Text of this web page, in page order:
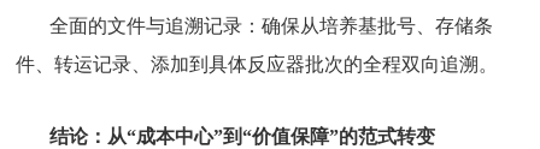
全面的文件与追溯记录：确保从培养基批号、存储条
件、转运记录、添加到具体反应器批次的全程双向追溯。
结论：从“成本中心”到“价值保障”的范式转变